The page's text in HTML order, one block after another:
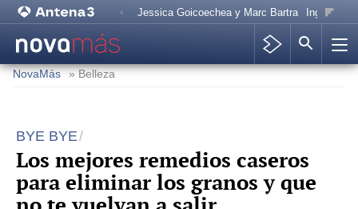
Jessica Goicoechea y Marc Bartra Ingresos
NovaMás » Belleza
BYE BYE
Los mejores remedios caseros
para eliminar los granos y que